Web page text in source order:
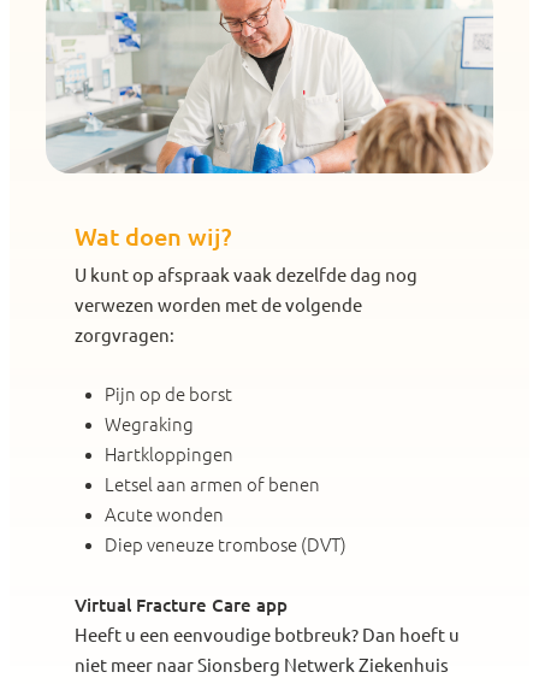
Wat doen wij?
U kunt op afspraak vaak dezelfde dag nog
verwezen worden met de volgende
zorgvragen:
Pijn op de borst
Wegraking
Hartkloppingen
Letsel aan armen of benen
Acute wonden
Diep veneuze trombose (DVT)
Virtual Fracture Care app
Heeft u een eenvoudige botbreuk? Dan hoeft u
niet meer naar Sionsberg Netwerk Ziekenhuis